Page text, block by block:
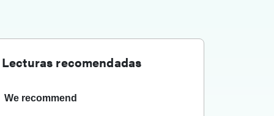
Lecturas recomendadas
We recommend